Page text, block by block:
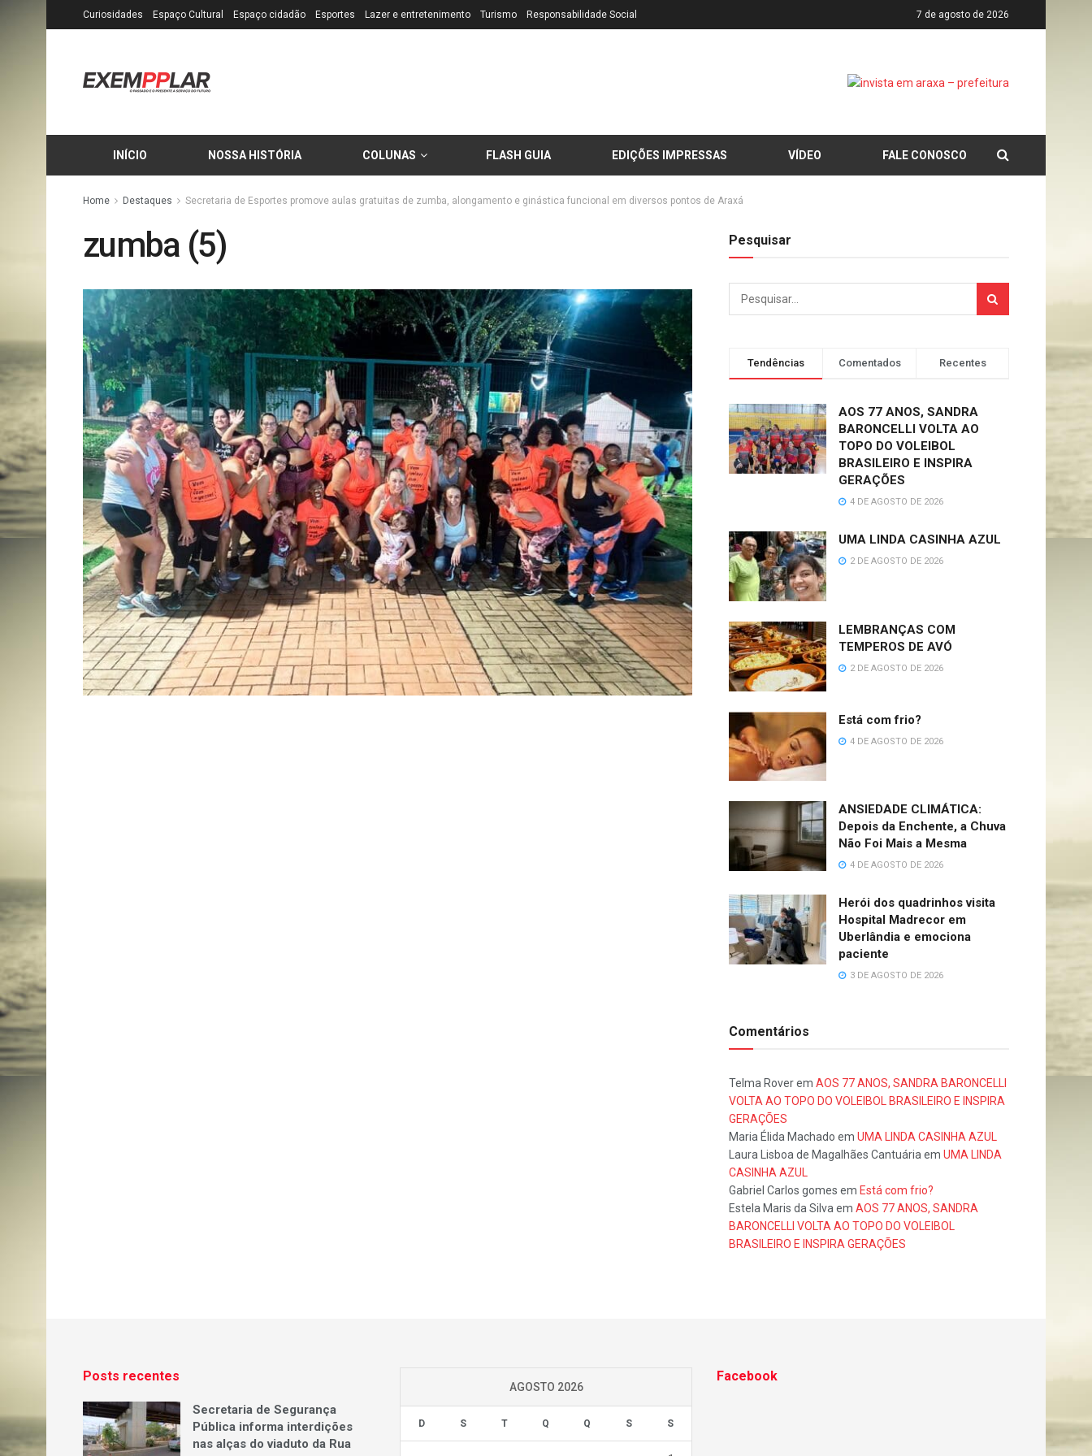
Curiosidades Espaço Cultural Espaço cidadão Esportes Lazer e entretenimento Turismo Responsabilidade Social 7 de agosto de 2026
INÍCIO NOSSA HISTÓRIA COLUNAS FLASH GUIA EDIÇÕES IMPRESSAS VÍDEO FALE CONOSCO
Home Destaques Secretaria de Esportes promove aulas gratuitas de zumba, alongamento e ginástica funcional em diversos pontos de Araxá
zumba (5) Pesquisar
Tendências Comentados Recentes
AOS 77 ANOS, SANDRA
BARONCELLI VOLTA AO
TOPO DO VOLEIBOL
BRASILEIRO E INSPIRA
GERAÇÕES
4 DE AGOSTO DE 2026
UMA LINDA CASINHA AZUL
2 DE AGOSTO DE 2026
LEMBRANÇAS COM
TEMPEROS DE AVÓ
2 DE AGOSTO DE 2026
Está com frio?
4 DE AGOSTO DE 2026
ANSIEDADE CLIMÁTICA:
Depois da Enchente, a Chuva
Não Foi Mais a Mesma
4 DE AGOSTO DE 2026
Herói dos quadrinhos visita
Hospital Madrecor em
Uberlândia e emociona
paciente
3 DE AGOSTO DE 2026
Comentários
Telma Roverem AOS 77 ANOS, SANDRA BARONCELLI
VOLTA AO TOPO DO VOLEIBOL BRASILEIRO E INSPIRA
GERAÇÕES
Maria Élida Machado em UMA LINDA CASINHA AZUL
Laura Lisboa de Magalhães Cantuáriaem UMA LINDA
CASINHA AZUL
Gabriel Carlos gomes em Está com frio?
Estela Maris da Silvaem AOS 77 ANOS, SANDRA
BARONCELLI VOLTA AO TOPO DO VOLEIBOL
BRASILEIRO E INSPIRA GERAÇÕES
Posts recentes
Secretaria de Segurança
Pública informa interdições
nas alças do viaduto da Rua
AGOSTO 2026
D S T Q Q S S
Facebook